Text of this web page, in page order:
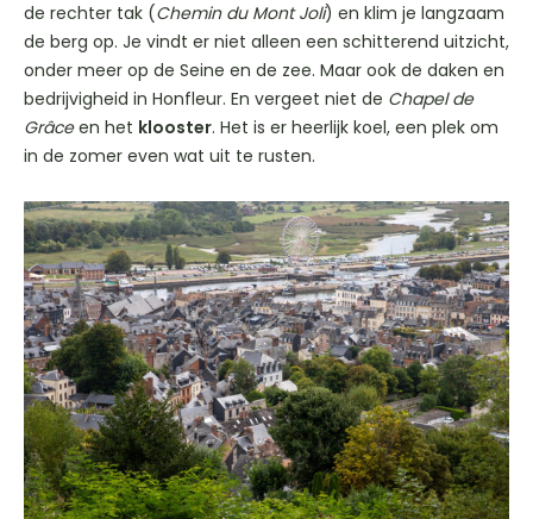
de rechter tak (Chemin du Mont Joli) en klim je langzaam
de berg op. Je vindt er niet alleen een schitterend uitzicht,
onder meer op de Seine en de zee. Maar ook de daken en
bedrijvigheid in Honfleur. En vergeet niet de Chapel de
Grâceen het klooster. Het is er heerlijk koel, een plek om
in de zomer even wat uit te rusten.